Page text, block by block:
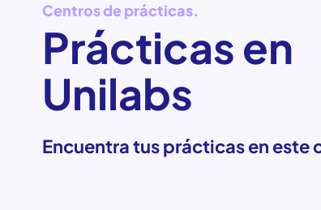
Centros de prácticas.
Prácticas en
Unilabs
Encuentra tus prácticas en